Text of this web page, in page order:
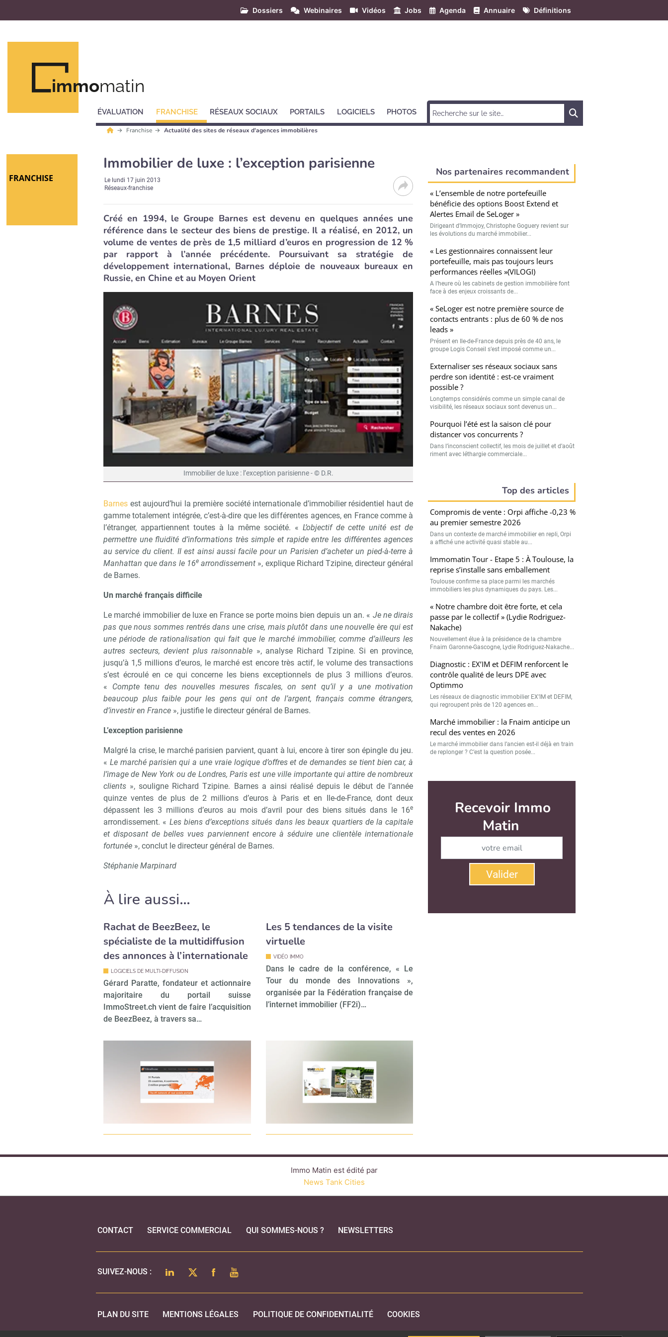
Dossiers Webinaires Vidéos Jobs Agenda Annuaire Définitions
immomatin
ÉVALUATION FRANCHISE RÉSEAUX SOCIAUX PORTAILS LOGICIELS PHOTOS
Franchise Actualité des sites de réseaux d'agences immobilières
FRANCHISE
Immobilier de luxe : l’exception parisienne
Le lundi 17 juin 2013
Réseaux-franchise
Créé en 1994, le Groupe Barnes est devenu en quelques années une
référence dans le secteur des biens de prestige. Il a réalisé, en 2012, un
volume de ventes de près de 1,5 milliard d’euros en progression de 12 %
par rapport à l’année précédente. Poursuivant sa stratégie de
développement international, Barnes déploie de nouveaux bureaux en
Russie, en Chine et au Moyen Orient
Immobilier de luxe : l’exception parisienne - © D.R.
Barnes est aujourd’hui la première société internationale d’immobilier résidentiel haut de
gamme totalement intégrée, c’est-à-dire que les différentes agences, en France comme à
l’étranger, appartiennent toutes à la même société. « L’objectif de cette unité est de
permettre une fluidité d’informations très simple et rapide entre les différentes agences
au service du client. Il est ainsi aussi facile pour un Parisien d’acheter un pied-à-terre à
Manhattan que dans le 16earrondissement », explique Richard Tzipine, directeur général
de Barnes.
Un marché français difficile
Le marché immobilier de luxe en France se porte moins bien depuis un an. « Je ne dirais
pas que nous sommes rentrés dans une crise, mais plutôt dans une nouvelle ère qui est
une période de rationalisation qui fait que le marché immobilier, comme d’ailleurs les
autres secteurs, devient plus raisonnable », analyse Richard Tzipine. Si en province,
jusqu’à 1,5 millions d’euros, le marché est encore très actif, le volume des transactions
s’est écroulé en ce qui concerne les biens exceptionnels de plus 3 millions d’euros.
« Compte tenu des nouvelles mesures fiscales, on sent qu’il y a une motivation
beaucoup plus faible pour les gens qui ont de l’argent, français comme étrangers,
d’investir en France », justifie le directeur général de Barnes.
L’exception parisienne
Malgré la crise, le marché parisien parvient, quant à lui, encore à tirer son épingle du jeu.
« Le marché parisien qui a une vraie logique d’offres et de demandes se tient bien car, à
l’image de New York ou de Londres, Paris est une ville importante qui attire de nombreux
clients », souligne Richard Tzipine. Barnes a ainsi réalisé depuis le début de l’année
quinze ventes de plus de 2 millions d’euros à Paris et en Ile-de-France, dont deux
dépassent les 3 millions d’euros au mois d’avril pour des biens situés dans le 16e
arrondissement. « Les biens d’exceptions situés dans les beaux quartiers de la capitale
et disposant de belles vues parviennent encore à séduire une clientèle internationale
fortunée », conclut le directeur général de Barnes.
Stéphanie Marpinard
À lire aussi…
Rachat de BeezBeez, le
spécialiste de la multidiffusion
des annonces à l’internationale
LOGICIELS DE MULTI-DIFFUSION
Gérard Paratte, fondateur et actionnaire
majoritaire du portail suisse
ImmoStreet.ch vient de faire l’acquisition
de BeezBeez, à travers sa…
Les 5 tendances de la visite
virtuelle
VIDÉO IMMO
Dans le cadre de la conférence, « Le
Tour du monde des Innovations »,
organisée par la Fédération française de
l’internet immobilier (FF2i)…
Nos partenaires recommandent
« L’ensemble de notre portefeuille
bénéficie des options Boost Extend et
Alertes Email de SeLoger »
Dirigeant d’Immojoy, Christophe Goguery revient sur
les évolutions du marché immobilier...
« Les gestionnaires connaissent leur
portefeuille, mais pas toujours leurs
performances réelles »(VILOGI)
A l’heure où les cabinets de gestion immobilière font
face à des enjeux croissants de...
« SeLoger est notre première source de
contacts entrants : plus de 60 % de nos
leads »
Présent en Ile-de-France depuis près de 40 ans, le
groupe Logis Conseil s’est imposé comme un...
Externaliser ses réseaux sociaux sans
perdre son identité : est-ce vraiment
possible ?
Longtemps considérés comme un simple canal de
visibilité, les réseaux sociaux sont devenus un...
Pourquoi l’été est la saison clé pour
distancer vos concurrents ?
Dans l’inconscient collectif, les mois de juillet et d’août
riment avec léthargie commerciale...
Top des articles
Compromis de vente : Orpi affiche -0,23 %
au premier semestre 2026
Dans un contexte de marché immobilier en repli, Orpi
a affiché une activité quasi stable au...
Immomatin Tour - Etape 5 : À Toulouse, la
reprise s’installe sans emballement
Toulouse confirme sa place parmi les marchés
immobiliers les plus dynamiques du pays. Les...
« Notre chambre doit être forte, et cela
passe par le collectif » (Lydie Rodriguez-
Nakache)
Nouvellement élue à la présidence de la chambre
Fnaim Garonne-Gascogne, Lydie Rodriguez-Nakache...
Diagnostic : EX’IM et DEFIM renforcent le
contrôle qualité de leurs DPE avec
Optimmo
Les réseaux de diagnostic immobilier EX’IM et DEFIM,
qui regroupent près de 120 agences en...
Marché immobilier : la Fnaim anticipe un
recul des ventes en 2026
Le marché immobilier dans l’ancien est-il déjà en train
de replonger ? C’est la question posée...
Recevoir Immo Matin Abonnez-vous à notre newsletter
Valider
Non merci, je reçois déjà ! Je déciderai plus tard
Immo Matin est édité par
News Tank Cities
CONTACT SERVICE COMMERCIAL QUI SOMMES-NOUS ? NEWSLETTERS
SUIVEZ-NOUS : LINKEDINTWITTERFACEBOOK
YOUTUBE
PLAN DU SITE MENTIONS LÉGALES POLITIQUE DE CONFIDENTIALITÉ COOKIES